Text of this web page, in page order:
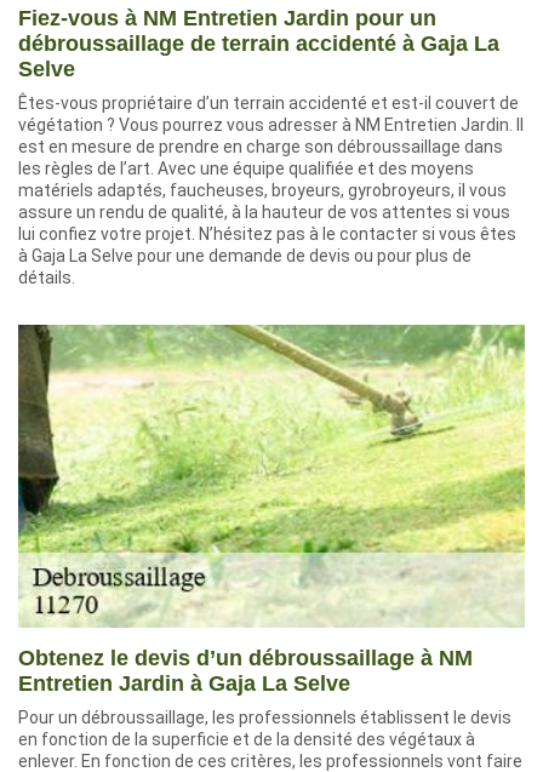
Fiez-vous à NM Entretien Jardin pour un
débroussaillage de terrain accidenté à Gaja La
Selve
Êtes-vous propriétaire d’un terrain accidenté et est-il couvert de
végétation ? Vous pourrez vous adresser à NM Entretien Jardin. Il
est en mesure de prendre en charge son débroussaillage dans
les règles de l’art. Avec une équipe qualifiée et des moyens
matériels adaptés, faucheuses, broyeurs, gyrobroyeurs, il vous
assure un rendu de qualité, à la hauteur de vos attentes si vous
lui confiez votre projet. N’hésitez pas à le contacter si vous êtes
à Gaja La Selve pour une demande de devis ou pour plus de
détails.
Obtenez le devis d’un débroussaillage à NM
Entretien Jardin à Gaja La Selve
Pour un débroussaillage, les professionnels établissent le devis
en fonction de la superficie et de la densité des végétaux à
enlever. En fonction de ces critères, les professionnels vont faire